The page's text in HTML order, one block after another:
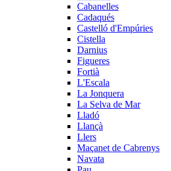
Cabanelles
Cadaqués
Castelló d'Empúries
Cistella
Darnius
Figueres
Fortià
L'Escala
La Jonquera
La Selva de Mar
Lladó
Llançà
Llers
Maçanet de Cabrenys
Navata